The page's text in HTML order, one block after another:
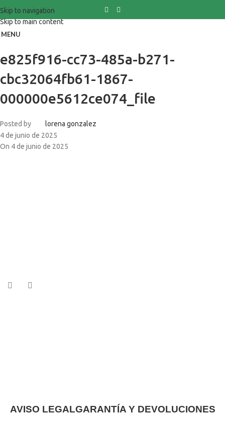
Skip to navigation
Skip to main content
MENU
e825f916-cc73-485a-b271-
cbc32064fb61-1867-
000000e5612ce074_file
Posted by
lorena gonzalez
4 de junio de 2025
On 4 de junio de 2025
AVISO LEGALGARANTÍA Y DEVOLUCIONES